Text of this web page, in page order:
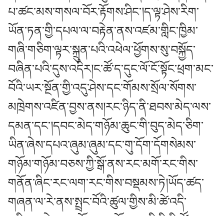
པ་ཚང་མས་གསལ་བོར་རྟོགས་ཤིང་།ད་ལྟ་ཤེས་རིག་
ཡོན་ཏན་གྱི་དཔལ་ལ་བརྟེན་ནས་འཛམ་གླིང་ཁྱིམ་
གཞི་གཅིག་ལྟར་སྐྲུན་པའི་འཕེལ་ཕྱོགས་སུ་བསྐྱོད་
བཞིན་པའི་དུས་འདིར།ང་ཚོ་ད་དུང་ལོ་ངོ་སྟོང་ཕྲག་མང་
བོའི་ཡར་སྔོན་གྱི་འདུ་ཤེས་དང་གོམས་སྲོལ་སོགས་
མཁྲེགས་འཛིན་བྱས་ནས།རང་ཉིད་ནི་ཐབས་མེད་ལས་
དམན་དང་།དབང་མེད་གཉོམ་ཆུང་གི་བུད་མེད་ཅིག་
ཡིན་ཞེས་དཔའ་ཞུམ་ཞུམ་དང་གུ་དོག་དོགསེམས་
གཉོམ་གཉོམ་བཅས་ཀྱི་སྒོ་ནས་རང་མགོ་རང་གིས་
གནོན་ཞིང་རང་ལག་རང་གིས་བསྡམས་ཏེ།ཡོད་ཚད་
གཞན་ལ་རེ་ནས་སྤྲང་བོའི་ཚུལ་གྱིས་མི་ཚེ་འདི་